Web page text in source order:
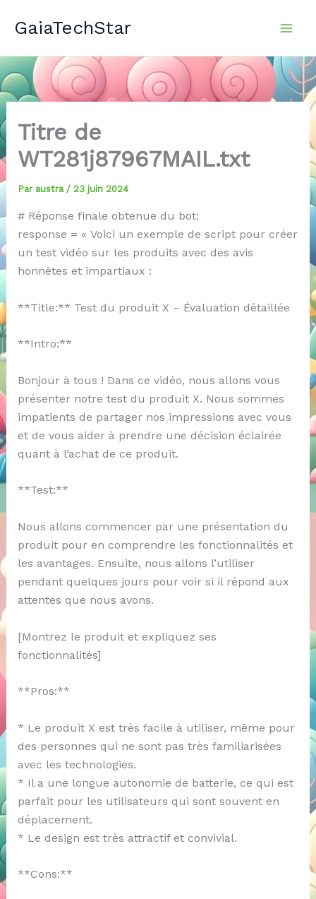
GaiaTechStar
Titre de
WT281j87967MAIL.txt
Par austra / 23 juin 2024
# Réponse finale obtenue du bot:
response = « Voici un exemple de script pour créer
un test vidéo sur les produits avec des avis
honnêtes et impartiaux :
**Title:** Test du produit X – Évaluation détaillée
**Intro:**
Bonjour à tous ! Dans ce vidéo, nous allons vous
présenter notre test du produit X. Nous sommes
impatients de partager nos impressions avec vous
et de vous aider à prendre une décision éclairée
quant à l’achat de ce produit.
**Test:**
Nous allons commencer par une présentation du
produit pour en comprendre les fonctionnalités et
les avantages. Ensuite, nous allons l’utiliser
pendant quelques jours pour voir si il répond aux
attentes que nous avons.
[Montrez le produit et expliquez ses
fonctionnalités]
**Pros:**
* Le produit X est très facile à utiliser, même pour
des personnes qui ne sont pas très familiarisées
avec les technologies.
* Il a une longue autonomie de batterie, ce qui est
parfait pour les utilisateurs qui sont souvent en
déplacement.
* Le design est très attractif et convivial.
**Cons:**